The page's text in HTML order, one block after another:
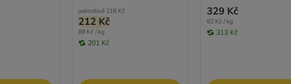
jednotlivě 218 Kč
212 Kč
88 Kč / kg
201 Kč
329 Kč
82 Kč / kg
313 Kč